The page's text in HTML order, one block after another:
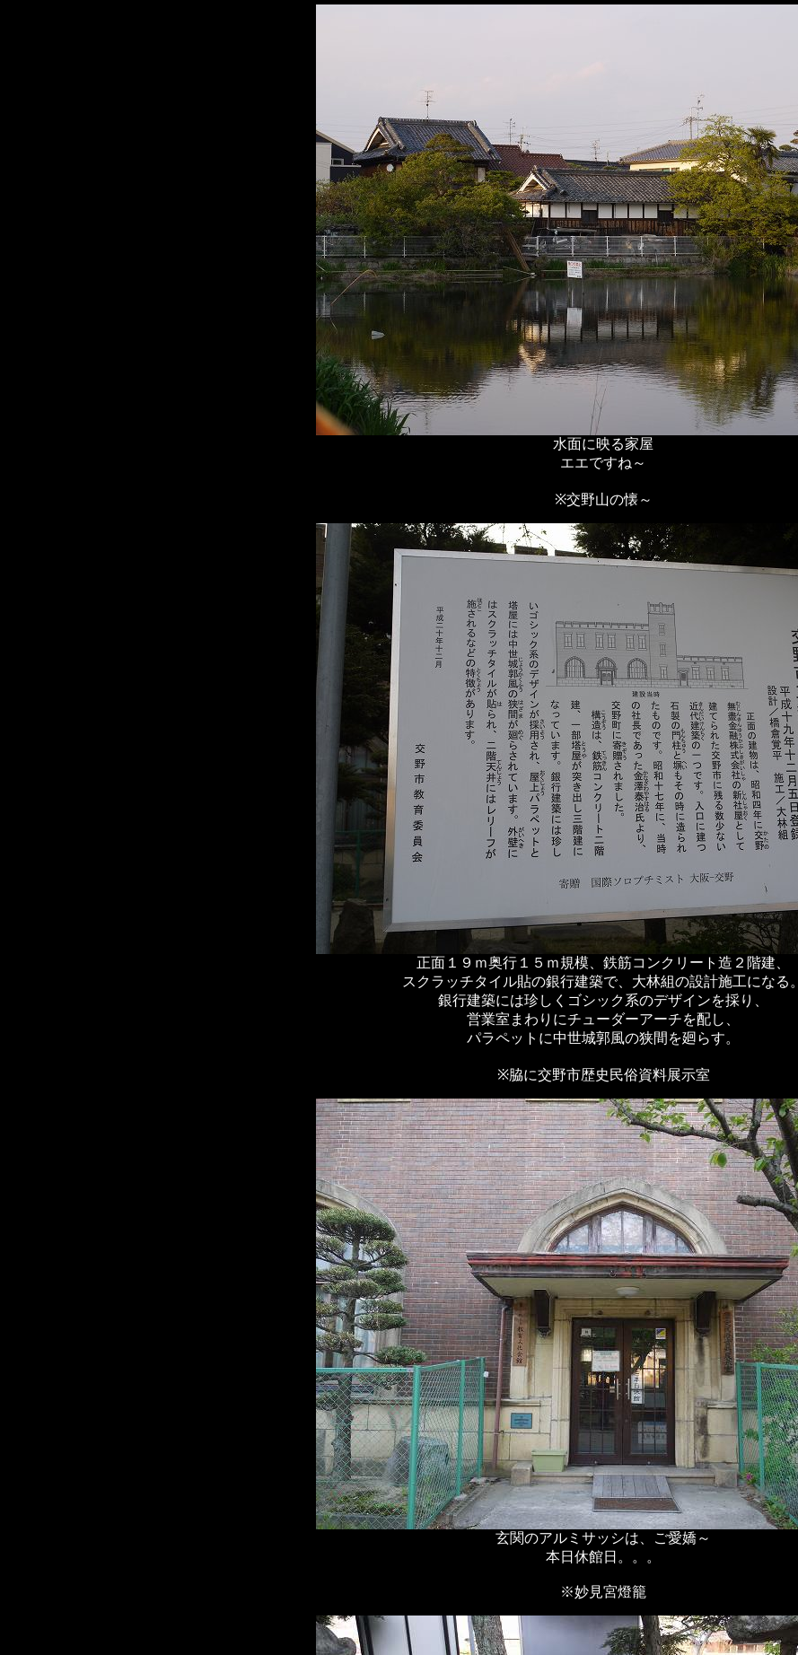
水面に映る家屋
エエですね～
※交野山の懐～
正面１９ｍ奥行１５ｍ規模、鉄筋コンクリート造２階建、
スクラッチタイル貼の銀行建築で、大林組の設計施工になる。
銀行建築には珍しくゴシック系のデザインを採り、
営業室まわりにチューダーアーチを配し、
パラペットに中世城郭風の狭間を廻らす。
※脇に交野市歴史民俗資料展示室
玄関のアルミサッシは、ご愛嬌～
本日休館日。。。
※妙見宮燈籠